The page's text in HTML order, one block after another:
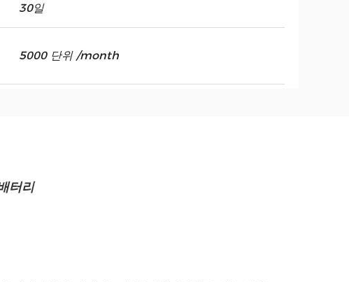
30일
5000 단위 /month
터리